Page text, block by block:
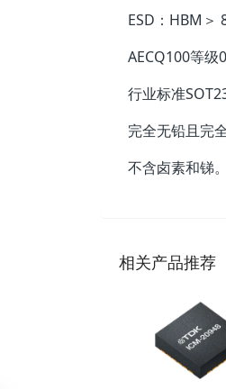
ESD：HBM＞
AECQ100等级
行业标准
完全无铅且完
不含卤素和锑
相关产品推荐